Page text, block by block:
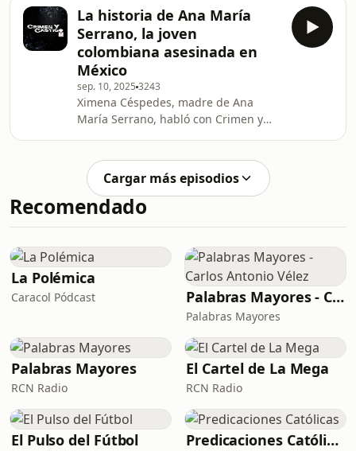
y Castigo de
ayuda en un conjunto residencial,
pero nadie quiso socorrerlo. Pese a
las pruebas que demostraban que los
asesinos usaron cuchillos y machetes
para quitarle la vida a Gilder, la
Fiscalía solicitó detención domiciliaria
para los acusados. Su madre, Edna
Martín
La historia de Ana María
Serrano, la joven
colombiana asesinada en
México
sep. 10, 2025 3243
Ximena Céspedes, madre de Ana
María Serrano, habló con Crimen y
asesinada, presuntamente, por su
exnovio, Alan Gil. El acusado habría
manipulado la escena del crimen
para que pareciera que su víctima se
Cargar más episodios
Recomendado
La Polémica
Caracol Pódcast Palabras Mayores - Carlos Antonio Vélez
Palabras Mayores
Palabras Mayores
RCN Radio
El Cartel de La Mega
RCN Radio
El Pulso del Fútbol Predicaciones Católicas